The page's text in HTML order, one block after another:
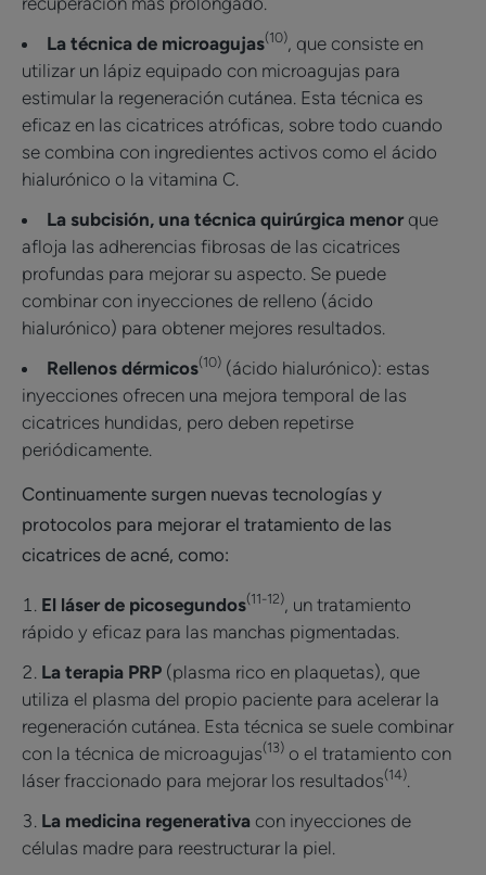
La técnica de microagujas(10), que consiste en
utilizar un lápiz equipado con microagujas para
estimular la regeneración cutánea. Esta técnica es
eficaz en las cicatrices atróficas, sobre todo cuando
se combina con ingredientes activos como el ácido
hialurónico o la vitamina C.
La subcisión, una técnica quirúrgica menor que
afloja las adherencias fibrosas de las cicatrices
profundas para mejorar su aspecto. Se puede
combinar con inyecciones de relleno (ácido
hialurónico) para obtener mejores resultados.
Rellenos dérmicos(10) (ácido hialurónico): estas
inyecciones ofrecen una mejora temporal de las
cicatrices hundidas, pero deben repetirse
periódicamente.
Continuamente surgen nuevas tecnologías y
protocolos para mejorar el tratamiento de las
cicatrices de acné, como:
El láser de picosegundos(11-12), un tratamiento
rápido y eficaz para las manchas pigmentadas.
La terapia PRP (plasma rico en plaquetas), que
utiliza el plasma del propio paciente para acelerar la
regeneración cutánea. Esta técnica se suele combinar
con la técnica de microagujas(13) o el tratamiento con
láser fraccionado para mejorar los resultados(14)
La medicina regenerativa con inyecciones de
células madre para reestructurar la piel.